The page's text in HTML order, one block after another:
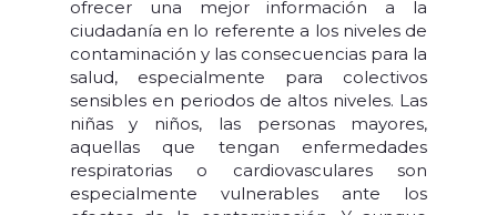
ofrecer una mejor información a la
ciudadanía en lo referente a los niveles de
contaminación y las consecuencias para la
salud, especialmente para colectivos
sensibles en periodos de altos niveles. Las
niñas y niños, las personas mayores,
aquellas que tengan enfermedades
respiratorias o cardiovasculares son
especialmente vulnerables ante los